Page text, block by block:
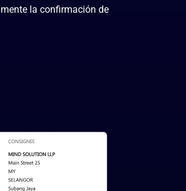
la confirmación de